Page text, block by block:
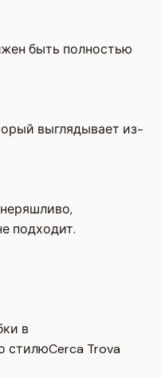
быть полностью
выглядывает из-
подходит.
в
стилюCerca Trova